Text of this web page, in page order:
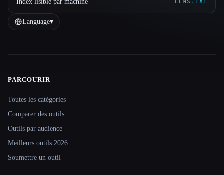
Index lisible par machine LLMS.TXT
Language▾
Site navigation
PARCOURIR
Toutes les catégories
Comparer des outils
Outils par audience
Meilleurs outils 2026
Soumettre un outil